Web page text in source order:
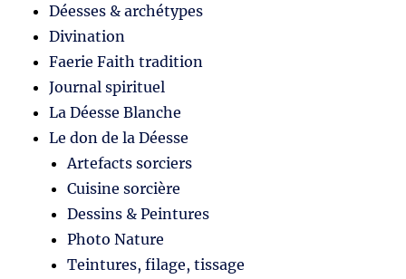
Déesses & archétypes
Divination
Faerie Faith tradition
Journal spirituel
La Déesse Blanche
Le don de la Déesse
Artefacts sorciers
Cuisine sorcière
Dessins & Peintures
Photo Nature
Teintures, filage, tissage